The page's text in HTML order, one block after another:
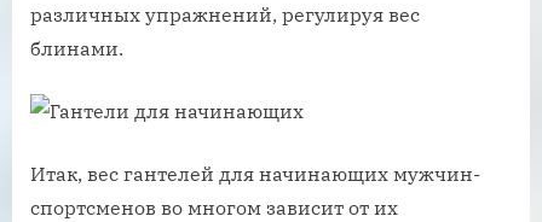
различных упражнений, регулируя вес
блинами.
Итак, вес гантелей для начинающих мужчин-
спортсменов во многом зависит от их